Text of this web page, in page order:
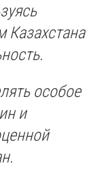
особое
и